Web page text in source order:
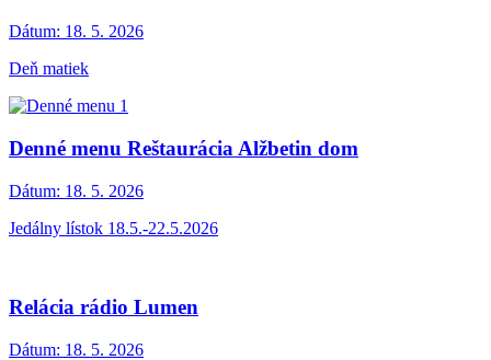
Dátum: 18. 5. 2026
Deň matiek
Denné menu Reštaurácia Alžbetin dom
Dátum: 18. 5. 2026
Jedálny lístok 18.5.-22.5.2026
Relácia rádio Lumen
Dátum: 18. 5. 2026